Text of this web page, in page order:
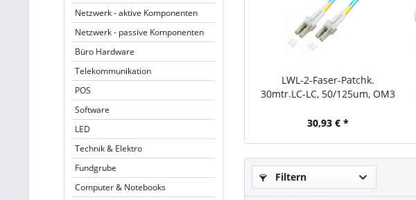
Netzwerk - aktive Komponenten
Netzwerk - passive Komponenten
Büro Hardware
Telekommunikation
POS
Software
LED
Technik & Elektro
Fundgrube
Computer & Notebooks
LWL-2-Faser-Patchk.
30mtr.LC-LC, 50/125um, OM3
30,93 € *
Filtern